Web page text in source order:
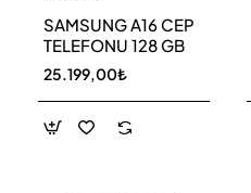
SAMSUNG A16 CEP
TELEFONU 128 GB
25.199,00₺